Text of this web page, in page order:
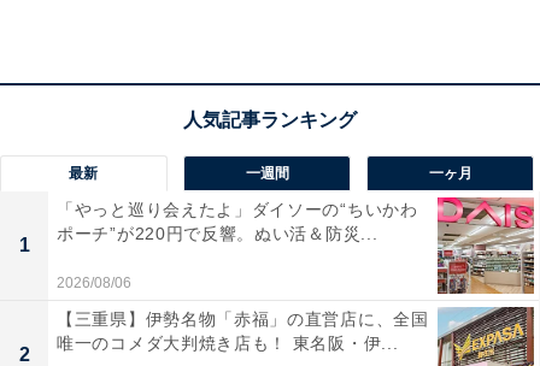
最新 一週間 一ヶ月
1
「やっと巡り会えたよ」ダイソーの“ちいかわ
ポーチ”が220円で反響。ぬい活＆防災...
2026/08/06
2
【三重県】伊勢名物「赤福」の直営店に、全国
唯一のコメダ大判焼き店も！ 東名阪・伊...